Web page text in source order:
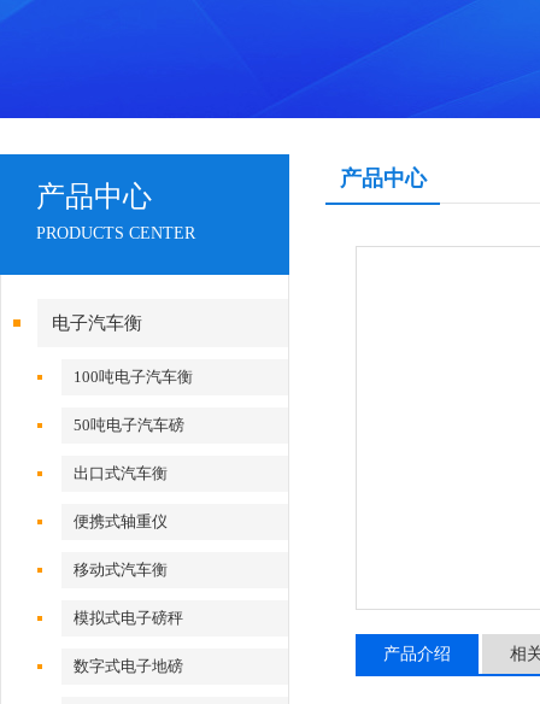
产品中心
PRODUCTS CENTER
电子汽车衡
100吨电子汽车衡
50吨电子汽车磅
出口式汽车衡
便携式轴重仪
移动式汽车衡
模拟式电子磅秤
数字式电子地磅
产品中心
产品介绍 相